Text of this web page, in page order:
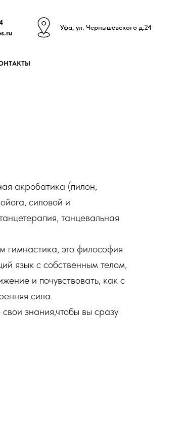
Уфа, ул. Чернышевского д.24
акробатика (пилон,
силовой и
танцевальная
гимнастика, это философия
язык с собственным телом,
и почувствовать, как с
сила.
знания,чтобы вы сразу